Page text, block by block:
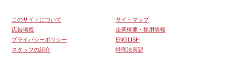
このサイトについて
サイトマップ
広告掲載
企業概要・採用情報
プライバシーポリシー
ENGLISH
スタッフの紹介
特商法表記